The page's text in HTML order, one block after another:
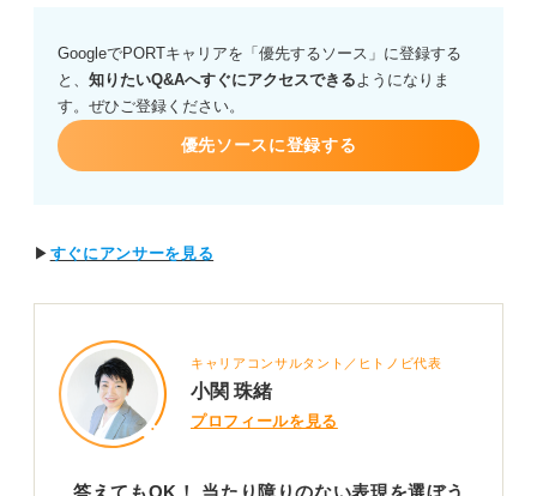
GoogleでPORTキャリアを「優先するソース」に登録する
と、 知りたいQ&Aへすぐにアクセスできるようになりま
す。ぜひご登録ください。
優先ソースに登録する
▶ すぐにアンサーを見る
キャリアコンサルタント／ヒトノビ代表
小関 珠緒
プロフィールを見る
答えてもOK！ 当たり障りのない表現を選ぼう